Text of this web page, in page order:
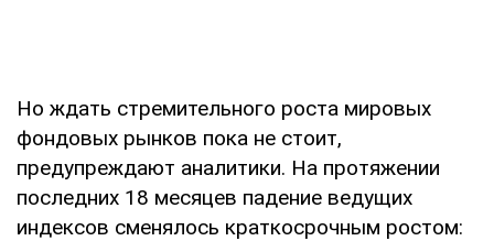
Но ждать стремительного роста мировых
фондовых рынков пока не стоит,
предупреждают аналитики. На протяжении
последних 18 месяцев падение ведущих
индексов сменялось краткосрочным ростом: